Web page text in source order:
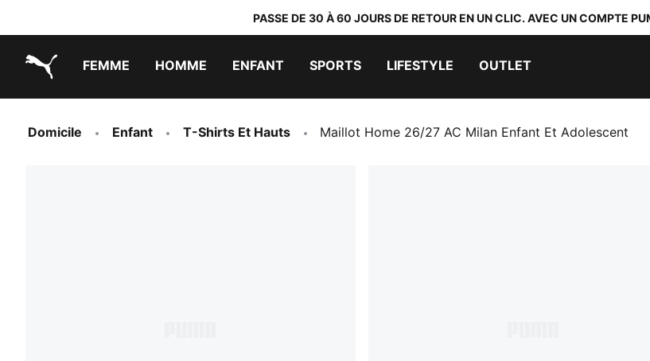
PASSE DE 30 À 60 JOURS DE RETOUR EN UN CLIC. AVEC UN COMPTE
FEMME HOMME ENFANT SPORTS LIFESTYLE OUTLET
Domicile Enfant T-Shirts Et Hauts Maillot Home 26/27 AC Milan Enfant Et Adolescent